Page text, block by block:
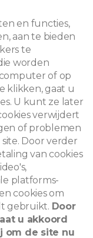
en functies,
aan te bieden
te
worden
of op
klikken, gaat u
U kunt ze later
verwijdert
of problemen
Door verder
van cookies
platforms-
cookies om
gebruikt. Door
u akkoord
om de site nu